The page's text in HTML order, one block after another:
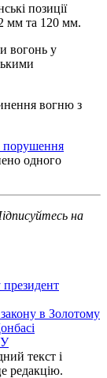
позиції
мм та 120 мм.
вогонь у
вогню з
порушення
одного
на
президент
в Золотому
текст і
редакцію.